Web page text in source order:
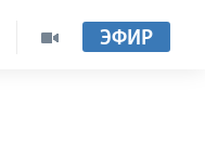
ЭФИР